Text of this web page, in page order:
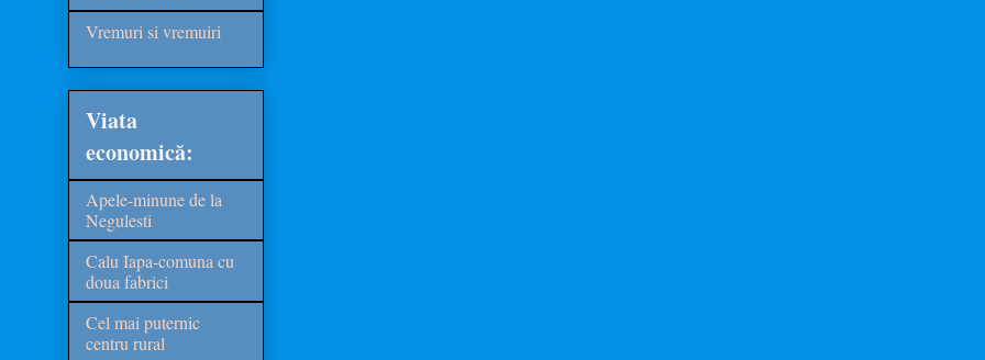
Vremuri si vremuiri
Viata
economică:
Apele-minune de la
Negulesti
Calu Iapa-comuna cu
doua fabrici
Cel mai puternic
centru rural